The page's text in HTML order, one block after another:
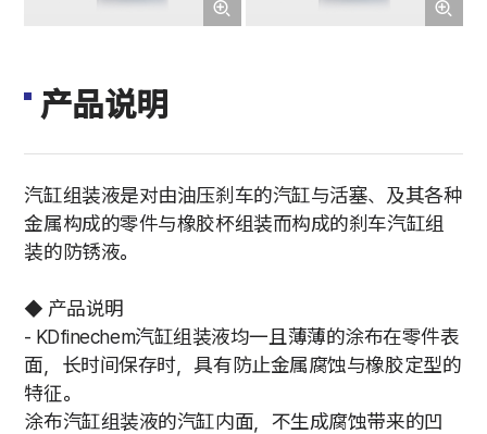
产品说明
汽缸组装液是对由油压刹车的汽缸与活塞、及其各种
金属构成的零件与橡胶杯组装而构成的刹车汽缸组
装的防锈液。
◆ 产品说明
- KDfinechem汽缸组装液均一且薄薄的涂布在零件表
面，长时间保存时，具有防止金属腐蚀与橡胶定型的
特征。
涂布汽缸组装液的汽缸内面，不生成腐蚀带来的凹